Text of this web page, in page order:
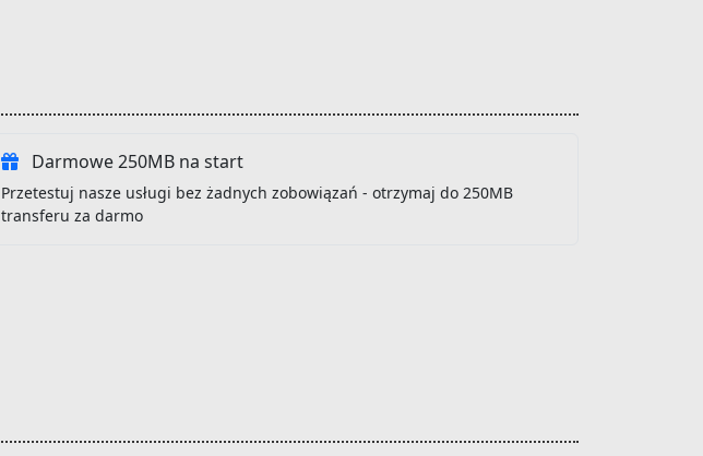
Darmowe 250MB na start
Przetestuj nasze usługi bez żadnych zobowiązań - otrzymaj do 250MB
transferu za darmo